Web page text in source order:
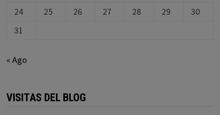
24
25 26 27 28 29
30
31
« Ago
VISITAS DEL BLOG